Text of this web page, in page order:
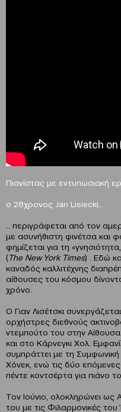
Πιανίστας με εντυπωσιακή
ο 28χρονος Jan Lisiecki
… περιγράφεται από τον
με ασυνήθιστη φινέτσα και
φημίζεται για τη
(The New York Times) . Εδώ
καναδός καλλιτέχνης
αίθουσες του κόσμου
χρόνο.
Ο Γιαν Λισέτσκι
ορχήστρες διεθνούς
ντεμπούτο του στην
και στο Κάρνεγκι Χολ.
συμπράττει με τη
Χόνεκ, ενώ τις δύο
πέντε κοντσέρτα για πιάνο
Τον Ιούνιο, ολοκληρώνει
του με τις Φιλαρμονικές